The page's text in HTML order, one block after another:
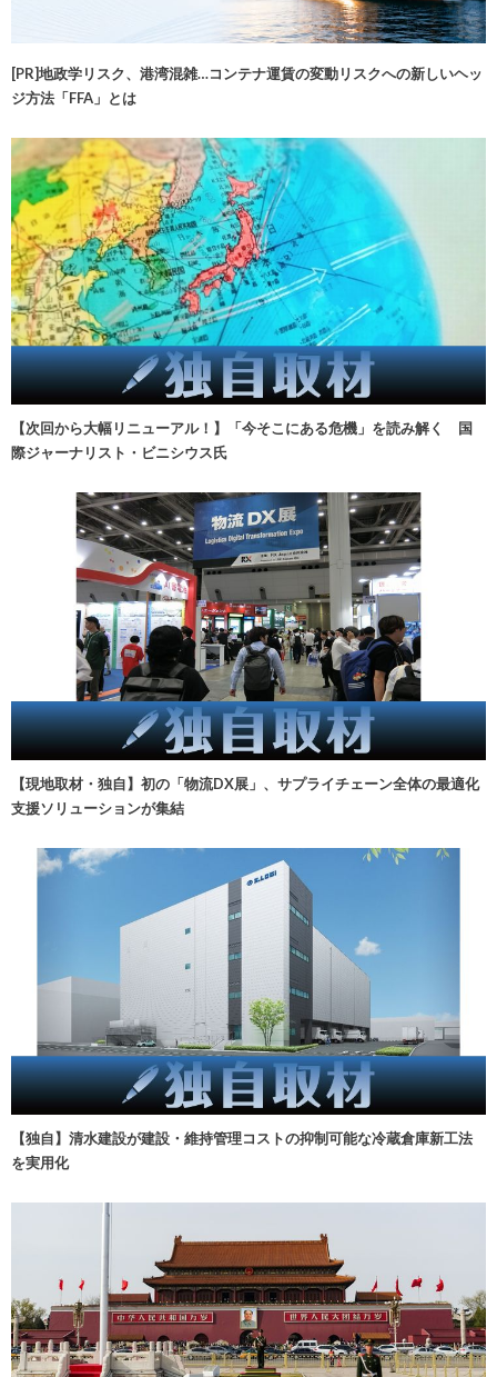
[PR]地政学リスク、港湾混雑…コンテナ運賃の変動リスクへの新しいヘッ
ジ方法「FFA」とは
【次回から大幅リニューアル！】「今そこにある危機」を読み解く 国
際ジャーナリスト・ビニシウス氏
【現地取材・独自】初の「物流DX展」、サプライチェーン全体の最適化
支援ソリューションが集結
【独自】清水建設が建設・維持管理コストの抑制可能な冷蔵倉庫新工法
を実用化